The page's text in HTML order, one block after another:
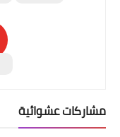
مشاركات عشوائية